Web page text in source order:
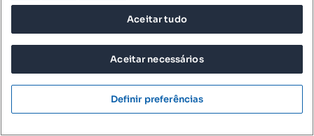
Aceitar tudo
Aceitar necessários
Definir preferências